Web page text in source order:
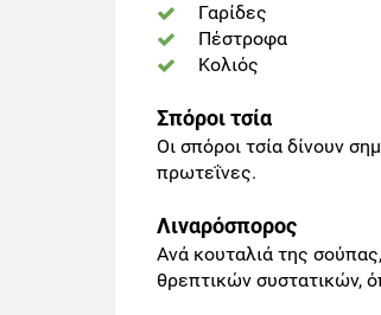
Γαρίδες
Πέστροφα
Κολιός
Σπόροι τσία
Οι σπόροι τσία δίνουν
πρωτεΐνες.
Λιναρόσπορος
Ανά κουταλιά της
θρεπτικών συστατικών,